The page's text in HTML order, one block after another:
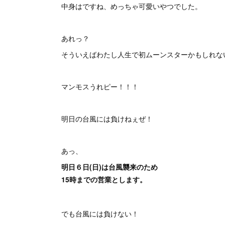
中身はですね、めっちゃ可愛いやつでした。
あれっ？
そういえばわたし人生で初ムーンスターかもしれな
マンモスうれピー！！！
明日の台風には負けねぇぜ！
あっ、
明日６日(日)は台風襲来のため
15時までの営業とします。
でも台風には負けない！